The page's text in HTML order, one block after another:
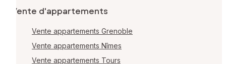
Vente d'appartements
Vente appartements Grenoble
Vente appartements Nîmes
Vente appartements Tours